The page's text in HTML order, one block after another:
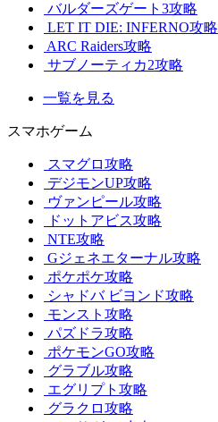
バルダーズゲート3攻略
LET IT DIE: INFERNO攻略
ARC Raiders攻略
サブノーティカ2攻略
一覧を見る
スマホゲーム
スマグロ攻略
デジモンUP攻略
ヴァンピール攻略
ドットアビス攻略
NTE攻略
Gジェネエターナル攻略
ポケポケ攻略
シャドバ ビヨンド攻略
モンスト攻略
パズドラ攻略
ポケモンGO攻略
グラブル攻略
エグリプト攻略
グラクロ攻略